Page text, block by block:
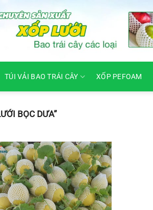
TÚI VẢI BAO TRÁI CÂY XỐP PEFOAM
BỌC DƯA”